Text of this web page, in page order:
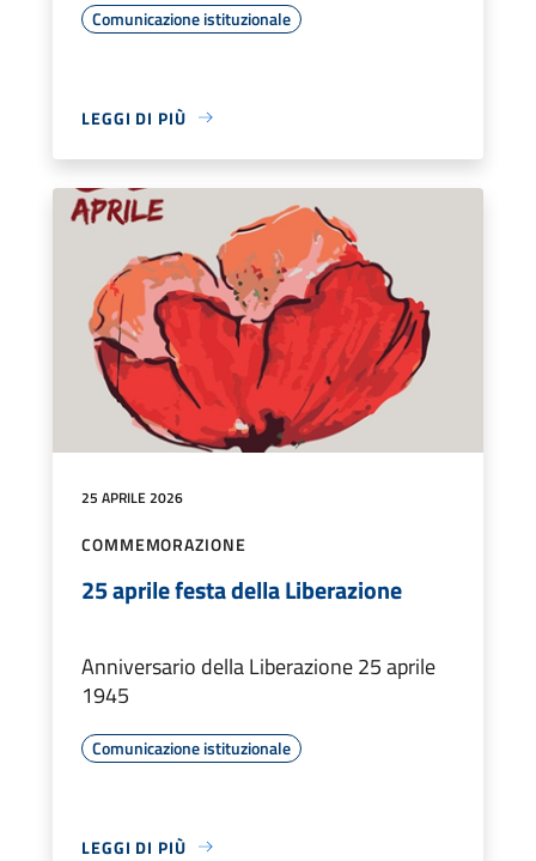
Comunicazione istituzionale
LEGGI DI PIÙ
25 APRILE 2026
COMMEMORAZIONE
25 aprile festa della Liberazione
Anniversario della Liberazione 25 aprile
1945
Comunicazione istituzionale
LEGGI DI PIÙ